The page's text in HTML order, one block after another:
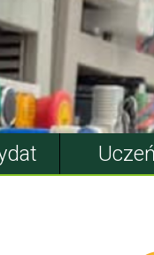
Uczeń